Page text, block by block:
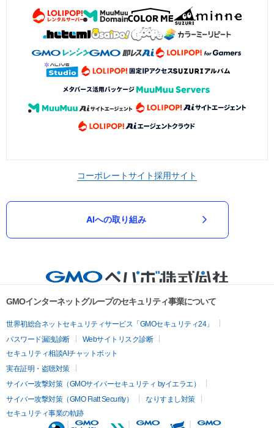
コーポレートサイト採用サイト
AIへの取り組み
GMOインターネットグループのセキュリティ事業について
世界初総合ネットセキュリティサービス「GMOセキュリティ24」
パスワード漏洩診断
Webサイトリスク診断
セキュリティ相談AIチャットボット
実在証明・盗聴対策
サイバー攻撃対策（GMOサイバーセキュリティ byイエラエ）
サイバー攻撃対策（GMO Flatt Security）
なりすまし対策
セキュリティ事業の軌跡